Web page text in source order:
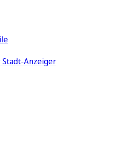
Stadt-Anzeiger